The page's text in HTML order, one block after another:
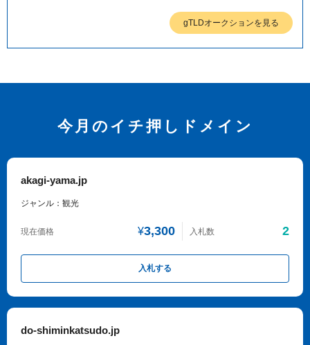
gTLDオークションを見る
今月のイチ押しドメイン
akagi-yama.jp
ジャンル：観光
現在価格 ¥3,300 入札数 2
入札する
do-shiminkatsudo.jp